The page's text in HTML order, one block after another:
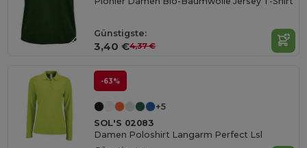
Günstigste:
3,40 €4,37 €
-63%
+5
SOL'S 02083
Damen Poloshirt Langarm Perfect Lsl